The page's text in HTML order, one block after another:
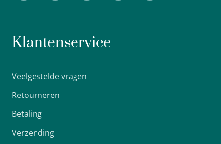
Klantenservice
Veelgestelde vragen
Retourneren
Betaling
Verzending